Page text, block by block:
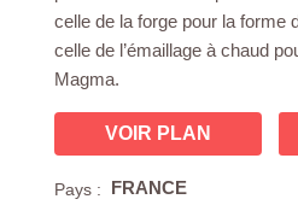
celle de la forge pour la forme
celle de l’émaillage à chaud
Magma.
VOIR PLAN
Pays : FRANCE